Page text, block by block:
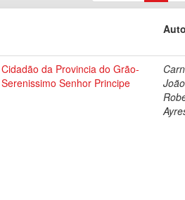
da Provincia do Grão-
Senhor Principe
João